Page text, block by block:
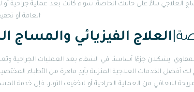
بناءً على حالتك الخاصة. سواء كانت بعد عملية جراحية
العامة أو تخفيف الألم العضلي·
العلاج الفيزيائي والمساج
يشكلان جزءًا أساسيًا في الشفاء بعد العمليات الجراحية
أفضل الخدمات العلاجية المنزلية بأيدٍ ماهرة من الأطباء
للتعافي من العملية الجراحية أو لتخفيف التوتر، فإن خدمة